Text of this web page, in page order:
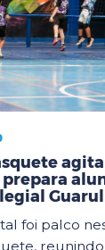
agita
foi palco